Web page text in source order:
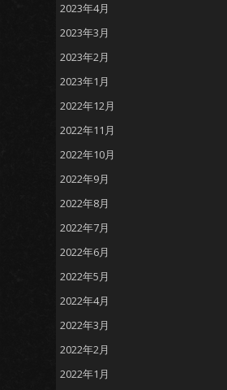
2023年4月
2023年3月
2023年2月
2023年1月
2022年12月
2022年11月
2022年10月
2022年9月
2022年8月
2022年7月
2022年6月
2022年5月
2022年4月
2022年3月
2022年2月
2022年1月